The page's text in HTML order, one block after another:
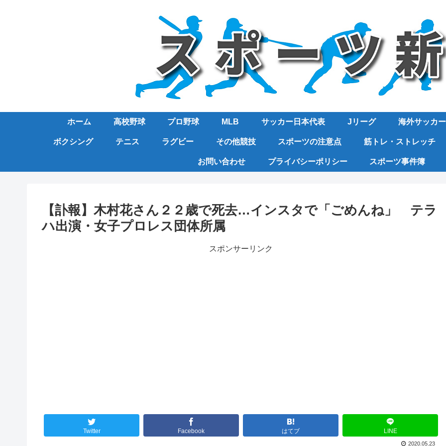
ホーム 高校野球 プロ野球 MLB サッカー日本代表 Jリーグ 海外サッカー
ボクシング テニス ラグビー その他競技 スポーツの注意点 筋トレ・ストレッチ
お問い合わせ プライバシーポリシー スポーツ事件簿
【訃報】木村花さん２２歳で死去…インスタで「ごめんね」 テラ
ハ出演・女子プロレス団体所属
スポンサーリンク
Twitter Facebook はてブ LINE
2020.05.23